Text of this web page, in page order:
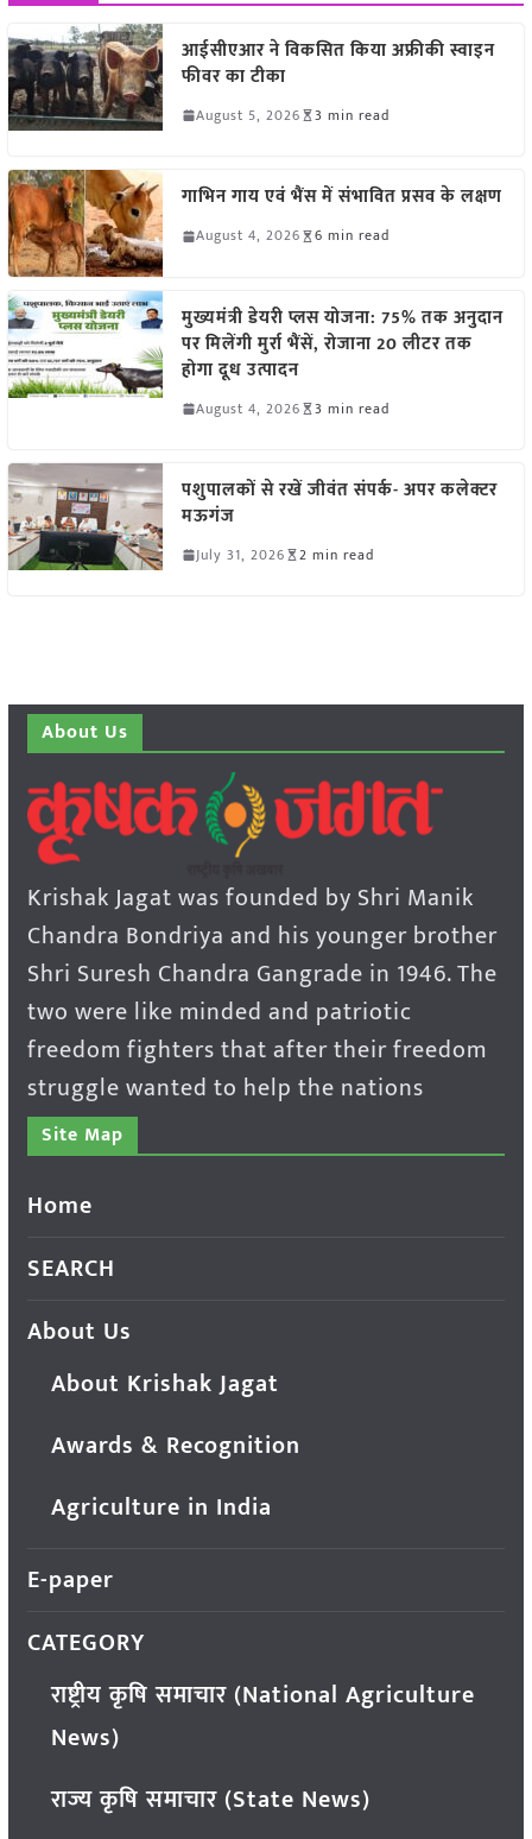
आईसीएआर ने विकसित किया अफ्रीकी स्वाइन
फीवर का टीका
August 5, 2026 3 min read
गाभिन गाय एवं भैंस में संभावित प्रसव के लक्षण
August 4, 2026 6 min read
मुख्यमंत्री डेयरी प्लस योजना: 75% तक अनुदान
पर मिलेंगी मुर्रा भैंसें, रोजाना 20 लीटर तक
होगा दूध उत्पादन
August 4, 2026 3 min read
पशुपालकों से रखें जीवंत संपर्क- अपर कलेक्टर
मऊगंज
July 31, 2026 2 min read
About Us
Krishak Jagat was founded by Shri Manik
Chandra Bondriya and his younger brother
Shri Suresh Chandra Gangrade in 1946. The
two were like minded and patriotic
freedom fighters that after their freedom
struggle wanted to help the nations
Site Map
Home
SEARCH
About Us
About Krishak Jagat
Awards & Recognition
Agriculture in India
E-paper
CATEGORY
राष्ट्रीय कृषि समाचार (National Agriculture
News)
राज्य कृषि समाचार (State News)